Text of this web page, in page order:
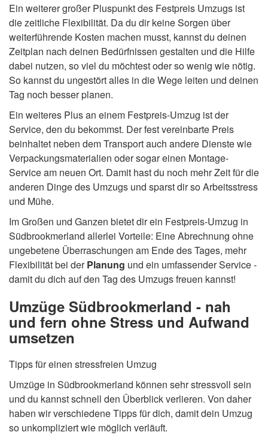
Ein weiterer großer Pluspunkt des Festpreis Umzugs ist
die zeitliche Flexibilität. Da du dir keine Sorgen über
weiterführende Kosten machen musst, kannst du deinen
Zeitplan nach deinen Bedürfnissen gestalten und die Hilfe
dabei nutzen, so viel du möchtest oder so wenig wie nötig.
So kannst du ungestört alles in die Wege leiten und deinen
Tag noch besser planen.
Ein weiteres Plus an einem Festpreis-Umzug ist der
Service, den du bekommst. Der fest vereinbarte Preis
beinhaltet neben dem Transport auch andere Dienste wie
Verpackungsmaterialien oder sogar einen Montage-
Service am neuen Ort. Damit hast du noch mehr Zeit für die
anderen Dinge des Umzugs und sparst dir so Arbeitsstress
und Mühe.
Im Großen und Ganzen bietet dir ein Festpreis-Umzug in
Südbrookmerland allerlei Vorteile: Eine Abrechnung ohne
ungebetene Überraschungen am Ende des Tages, mehr
Flexibilität bei derPlanung und ein umfassender Service -
damit du dich auf den Tag des Umzugs freuen kannst!
Umzüge Südbrookmerland - nah
und fern ohne Stress und Aufwand
umsetzen
Tipps für einen stressfreien Umzug
Umzüge in Südbrookmerland können sehr stressvoll sein
und du kannst schnell den Überblick verlieren. Von daher
haben wir verschiedene Tipps für dich, damit dein Umzug
so unkompliziert wie möglich verläuft.